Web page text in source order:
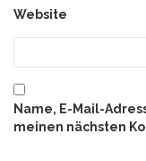
Website
Name, E-Mail-
meinen nächsten